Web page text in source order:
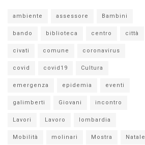
ambiente assessore Bambini
bando biblioteca centro città
civati comune coronavirus
covid covid19 Cultura
emergenza epidemia eventi
galimberti Giovani incontro
Lavori Lavoro lombardia
Mobilità molinari Mostra Natale